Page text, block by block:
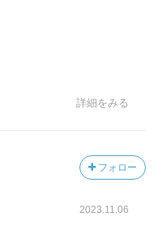
詳細をみる
フォロー
2023.11.06